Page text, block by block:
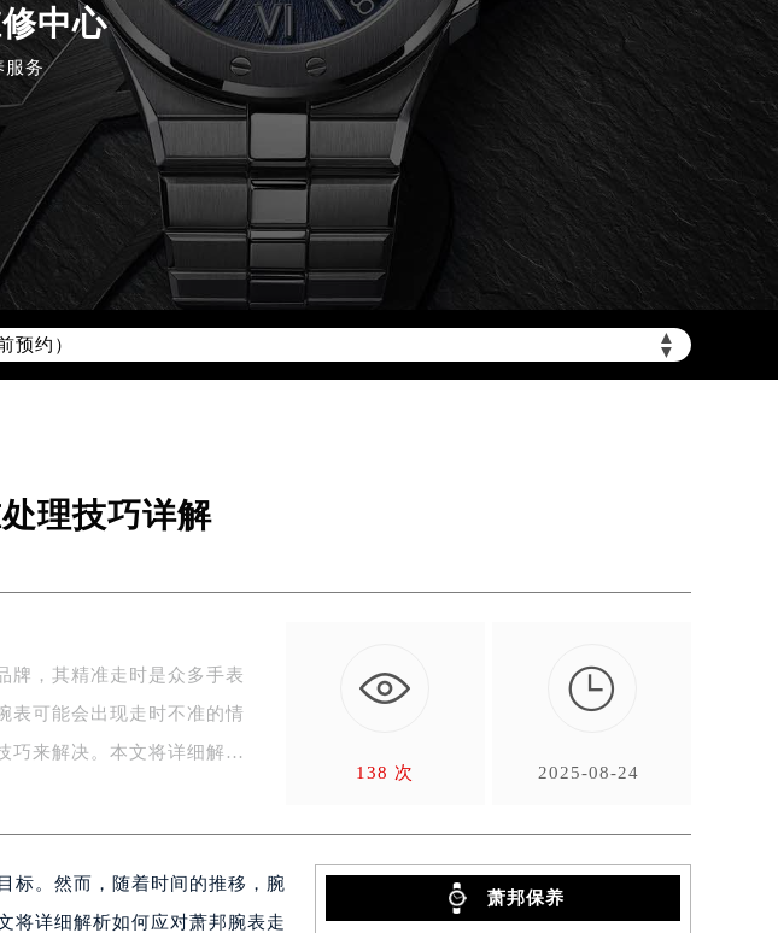
中心
服务
▲
▼
、台湾全部区域（非大陆需加拨“+86”）
总部）（需提前预约）
约）
预约）
预约）
需提前预约）
）
层07室（需提前预约）
前预约）
约）
理技巧详解
牌，其精准走时是众多手表
表可能会出现走时不准的情
巧来解决。本文将详细解
138 次

2025-08-24
标。然而，随着时间的推移，腕
将详细解析如何应对萧邦腕表走
萧邦保养